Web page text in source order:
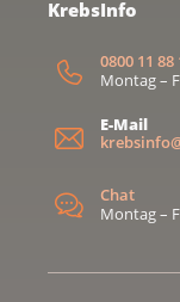
KrebsInfo
0800 11 88
Montag –
E-Mail
Chat
Montag –